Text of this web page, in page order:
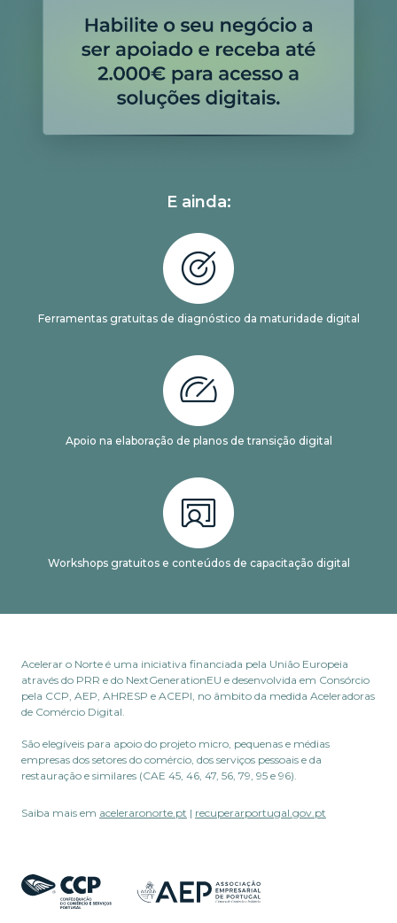
E ainda:
Ferramentas gratuitas de diagnóstico da maturidade digital
Apoio na elaboração de planos de transição digital
Workshops gratuitos e conteúdos de capacitação digital
Acelerar o Norte é uma iniciativa financiada pela União Europeia
através do PRR e do NextGenerationEU e desenvolvida em Consórcio
pela CCP, AEP, AHRESP e ACEPI, no âmbito da medida Aceleradoras
de Comércio Digital.
São elegíveis para apoio do projeto micro, pequenas e médias
empresas dos setores do comércio, dos serviços pessoais e da
restauração e similares (CAE 45, 46, 47, 56, 79, 95 e 96).
Saiba mais em aceleraronorte.pt | recuperarportugal.gov.pt